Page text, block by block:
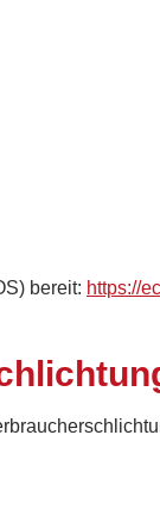
bereit: https://